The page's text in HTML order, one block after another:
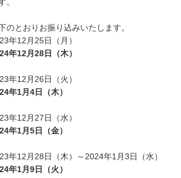
。
のとおりお振り込みいたします。
12月25日（月）
年12月28日（木）
12月26日（火）
年1月4日（木）
12月27日（水）
年1月5日（金）
12月28日（木）～2024年1月3日（水）
年1月9日（火）